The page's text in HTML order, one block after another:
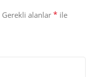
Gerekli alanlar * ile